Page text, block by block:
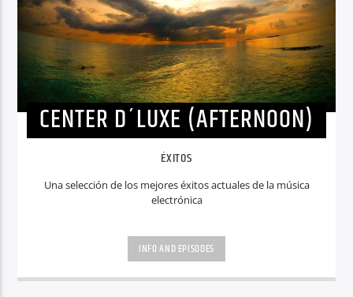
CENTER D´LUXE (AFTERNOON)
ÉXITOS
Una selección de los mejores éxitos actuales de la música
electrónica
INFO AND EPISODES